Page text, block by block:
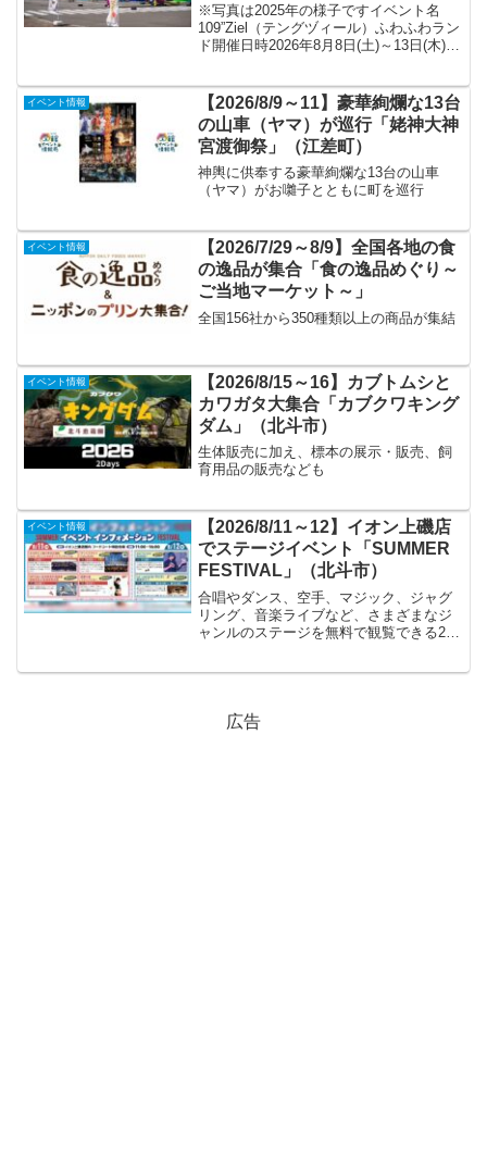
※写真は2025年の様子ですイベント名
109”Ziel（テングヅィール）ふわふわラン
ド開催日時2026年8月8日(土)～13日(木)
イベント情報
【2026/8/9～11】豪華絢爛な13台
の山車（ヤマ）が巡行「姥神大神
宮渡御祭」（江差町）
神輿に供奉する豪華絢爛な13台の山車
（ヤマ）がお囃子とともに町を巡行
イベント情報
【2026/7/29～8/9】全国各地の食
の逸品が集合「食の逸品めぐり～
ご当地マーケット～」
全国156社から350種類以上の商品が集結
イベント情報
【2026/8/15～16】カブトムシと
カワガタ大集合「カブクワキング
ダム」（北斗市）
生体販売に加え、標本の展示・販売、飼
育用品の販売なども
イベント情報
【2026/8/11～12】イオン上磯店
でステージイベント「SUMMER
FESTIVAL」（北斗市）
合唱やダンス、空手、マジック、ジャグ
リング、音楽ライブなど、さまざまなジ
ャンルのステージを無料で観覧できる2日
広告